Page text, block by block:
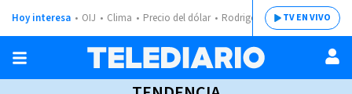
Hoy interesa OIJ Clima Precio del dólar Rodrigo ChavesTV EN VIVO